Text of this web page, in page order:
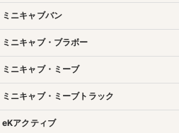
ミニキャブバン
ミニキャブ・ブラボー
ミニキャブ・ミーブ
ミニキャブ・ミーブトラック
eKアクティブ